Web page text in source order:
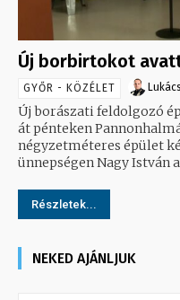
Új borbirtokot
GYŐR - KÖZÉLET
Új borászati feldolgozó
át pénteken
négyzetméteres épület
ünnepségen Nagy
Részletek...
NEKED AJÁNLJUK